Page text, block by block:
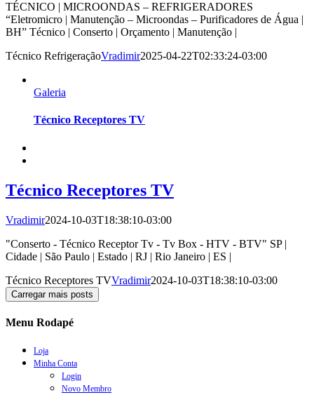
TÉCNICO | MICROONDAS – REFRIGERADORES
“Eletromicro | Manutenção – Microondas – Purificadores de Água |
BH” Técnico | Conserto | Orçamento | Manutenção |
Técnico RefrigeraçãoVradimir2025-04-22T02:33:24-03:00
Galeria
Técnico Receptores TV
Técnico Receptores TV
Vradimir2024-10-03T18:38:10-03:00
"Conserto - Técnico Receptor Tv - Tv Box - HTV - BTV" SP |
Cidade | São Paulo | Estado | RJ | Rio Janeiro | ES |
Técnico Receptores TVVradimir2024-10-03T18:38:10-03:00
Carregar mais posts
Menu Rodapé
Loja
Minha Conta
Login
Novo Membro